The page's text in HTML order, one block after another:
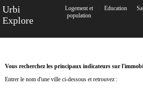
Urbi
Explore
Logement et
population
Education
Vous recherchez les principaux indicateurs sur
Entrer le nom d'une ville ci-dessous et retrouvez :